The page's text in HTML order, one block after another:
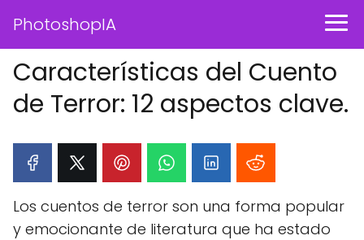
PhotoshopIA
Características del Cuento
de Terror: 12 aspectos clave.
Los cuentos de terror son una forma popular
y emocionante de literatura que ha estado